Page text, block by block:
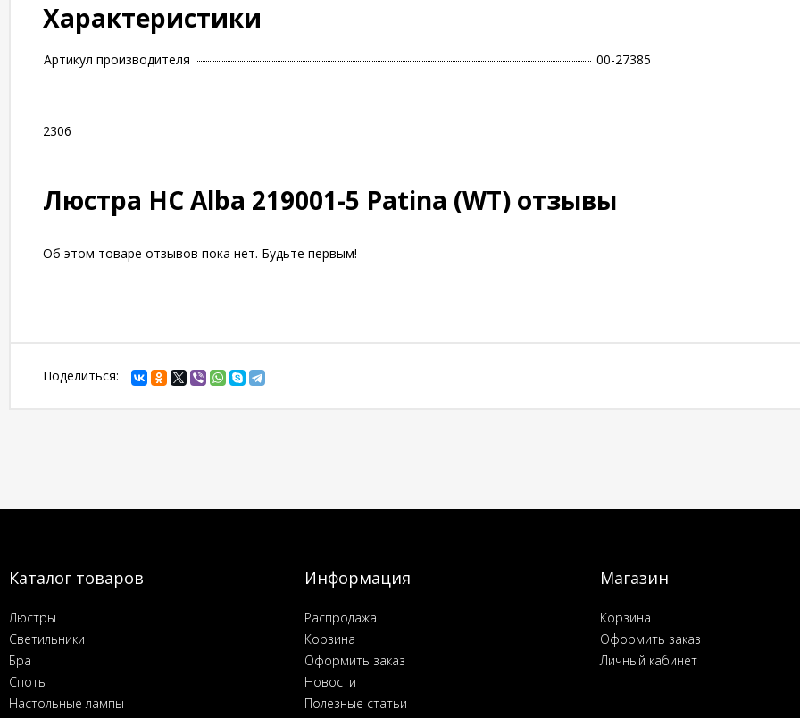
Характеристики
Артикул производителя 00-27385
2306
Люстра НС Alba 219001-5 Рatina (WT) отзывы
Об этом товаре отзывов пока нет. Будьте первым!
Поделиться:
Каталог товаров
Люстры
Светильники
Бра
Споты
Настольные лампы
Информация
Распродажа
Корзина
Оформить заказ
Новости
Полезные статьи
Магазин
Корзина
Оформить заказ
Личный кабинет